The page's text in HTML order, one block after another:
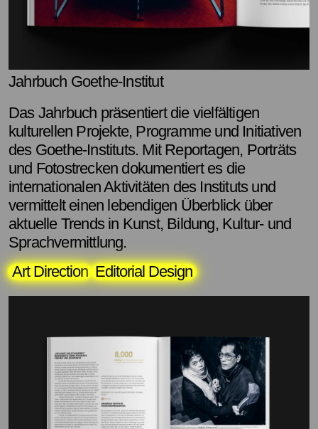
Jahrbuch Goethe-Institut
Das Jahrbuch präsentiert die vielfältigen
kulturellen Projekte, Programme und Initiativen
des Goethe-Instituts. Mit Reportagen, Porträts
und Fotostrecken dokumentiert es die
internationalen Aktivitäten des Instituts und
vermittelt einen lebendigen Überblick über
aktuelle Trends in Kunst, Bildung, Kultur- und
Sprachvermittlung.
Art Direction Editorial Design